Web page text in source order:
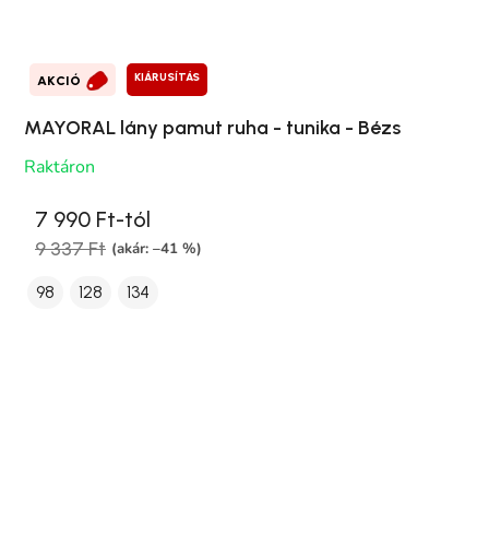
AKCIÓ KIÁRUSÍTÁS
MAYORAL lány pamut ruha - tunika - Bézs
Raktáron
7 990 Ft-tól
9 337 Ft (akár: –41 %)
98 128 134